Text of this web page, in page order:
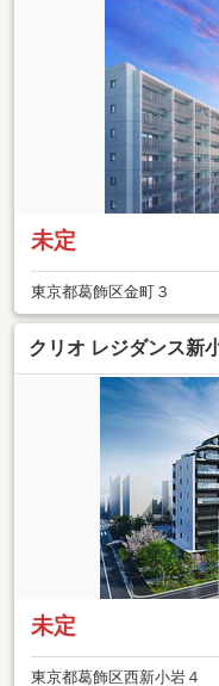
未定
東京都葛飾区金町３
クリオ レジダンス新
未定
東京都葛飾区西新小岩４